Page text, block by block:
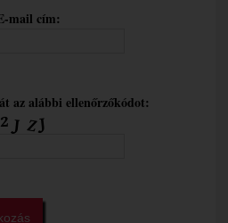
mail cím:
az alábbi ellenőrzőkódot: